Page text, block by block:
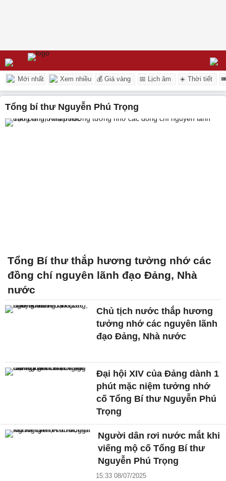
Mới nhất Xem nhiều 💰 Giá vàng 📅 Lịch âm ☀️ Thời tiết
tổng bí thư Nguyễn Phú Trọng
Tổng Bí thư thắp hương tưởng nhớ các
đồng chí nguyên lãnh đạo Đảng, Nhà
nước
Chủ tịch nước thắp hương
tưởng nhớ các nguyên lãnh
đạo Đảng, Nhà nước
Đại hội XIV của Đảng dành 1
phút mặc niệm tưởng nhớ
cố Tổng Bí thư Nguyễn Phú
Trọng
Người dân rơi nước mắt khi
viếng mộ cố Tổng Bí thư
Nguyễn Phú Trọng
15:33 08/07/2025